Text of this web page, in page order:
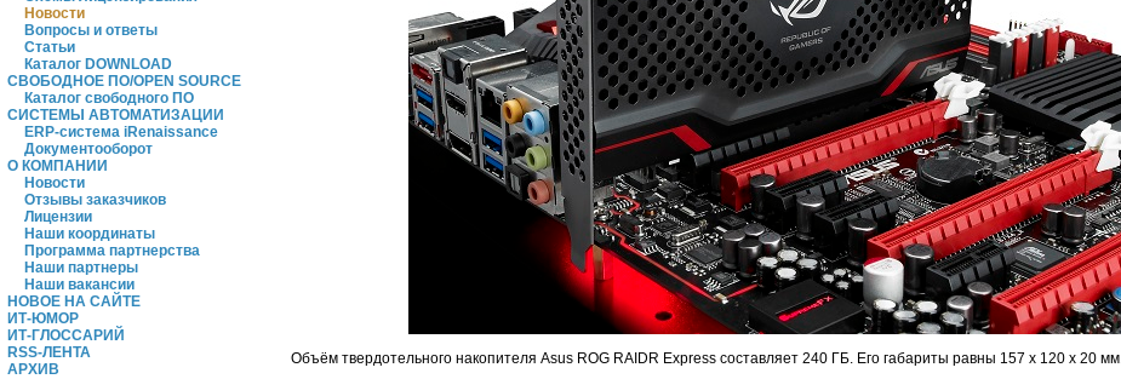
Новости
Вопросы и ответы
Статьи
Каталог DOWNLOAD
СВОБОДНОЕ ПО/OPEN SOURCE
Каталог свободного ПО
СИСТЕМЫ АВТОМАТИЗАЦИИ
ERP-система iRenaissance
Документооборот
О КОМПАНИИ
Новости
Отзывы заказчиков
Лицензии
Наши координаты
Программа партнерства
Наши партнеры
Наши вакансии
НОВОЕ НА САЙТЕ
ИТ-ЮМОР
ИТ-ГЛОССАРИЙ
RSS-ЛЕНТА
АРХИВ
Объём твердотельного накопителя Asus ROG RAIDR Express составляет 240 ГБ. Его габариты равны 157 x 120 x 20 мм.